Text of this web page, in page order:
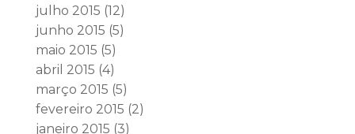
julho 2015 (12)
junho 2015 (5)
maio 2015 (5)
abril 2015 (4)
março 2015 (5)
fevereiro 2015 (2)
janeiro 2015 (3)